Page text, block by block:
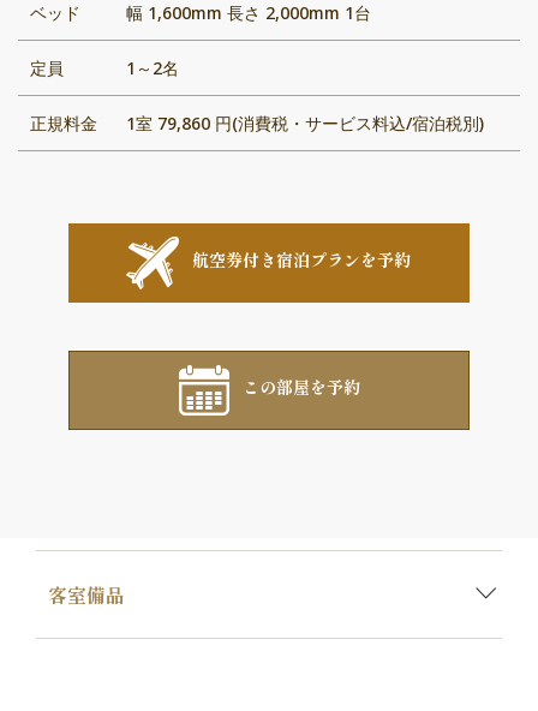
ベッド 幅 1,600mm 長さ 2,000mm 1台
定員 1～2名
正規料金 1室 79,860 円(消費税・サービス料込/宿泊税別)
航空券付き宿泊プランを予約
この部屋を予約
客室備品